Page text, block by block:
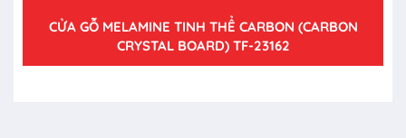
CỬA GỖ MELAMINE TINH THỂ CARBON (CARBON
CRYSTAL BOARD) TF-23162